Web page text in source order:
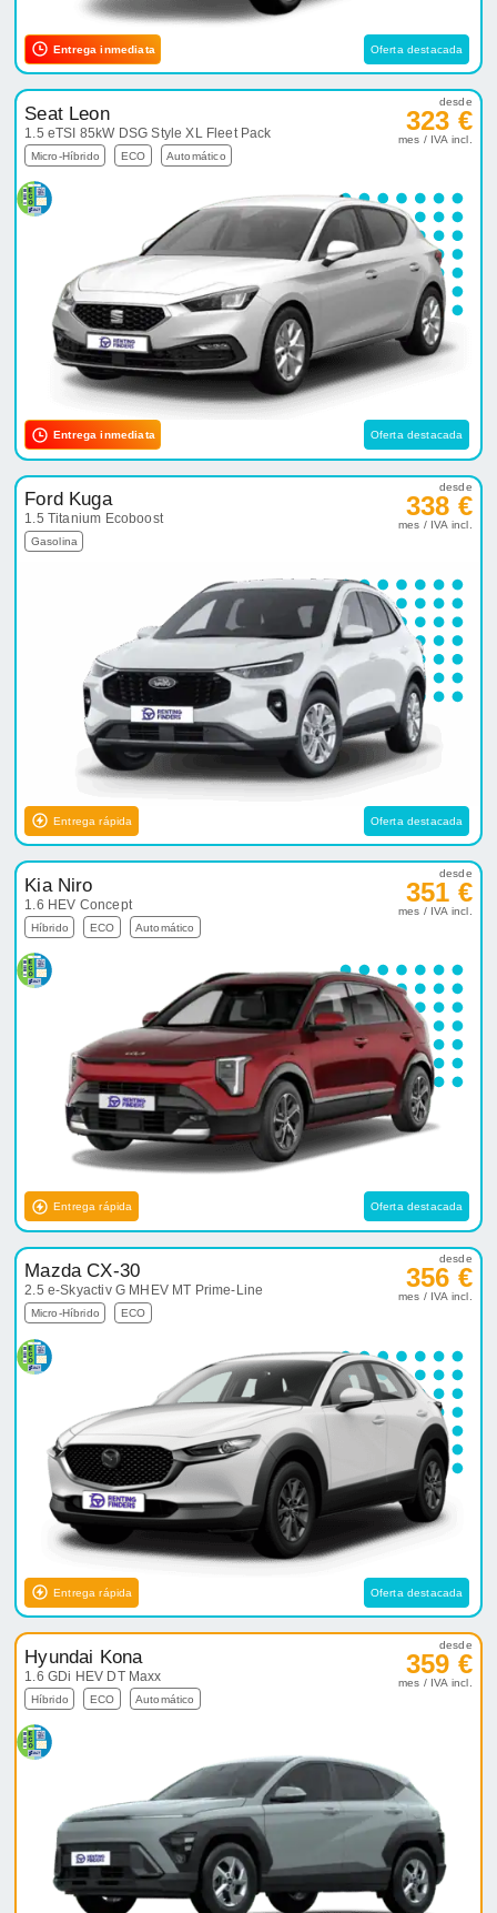
Entrega inmediata Oferta destacada
Seat Leon
1.5 eTSI 85kW DSG Style XL Fleet Pack
Micro-Híbrido ECO Automático
desde
323 €
mes / IVA incl.
Entrega inmediata Oferta destacada
Ford Kuga
1.5 Titanium Ecoboost
Gasolina
desde
338 €
mes / IVA incl.
Entrega rápida Oferta destacada
Kia Niro
1.6 HEV Concept
Híbrido ECO Automático
desde
351 €
mes / IVA incl.
Entrega rápida Oferta destacada
Mazda CX-30
2.5 e-Skyactiv G MHEV MT Prime-Line
Micro-Híbrido ECO
desde
356 €
mes / IVA incl.
Entrega rápida Oferta destacada
Hyundai Kona
1.6 GDi HEV DT Maxx
Híbrido ECO Automático
desde
359 €
mes / IVA incl.